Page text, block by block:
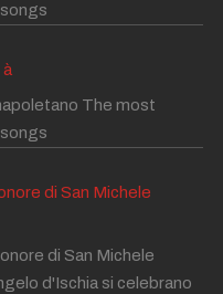
à
The most
di San Michele
di San Michele
d'Ischia si celebrano